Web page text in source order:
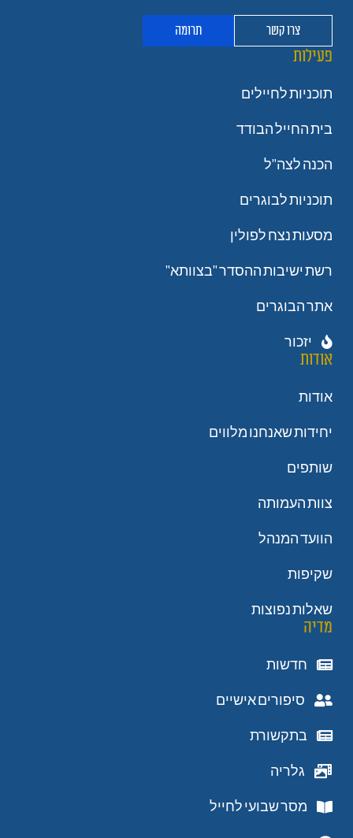
צרו קשר תרומה
פעילות
תוכניות לחיילים
בית החייל הבודד
הכנה לצה"ל
תוכניות לבוגרים
מסעות נצח לפולין
רשת ישיבות ההסדר "בצוותא"
אתר הבוגרים
יזכור
אודות
אודות
יחידות שאנחנו מלווים
שותפים
צוות העמותה
הוועד המנהל
שקיפות
שאלות נפוצות
מדיה
חדשות
סיפורים אישיים
בתקשורת
גלריה
מסר שבועי לחייל